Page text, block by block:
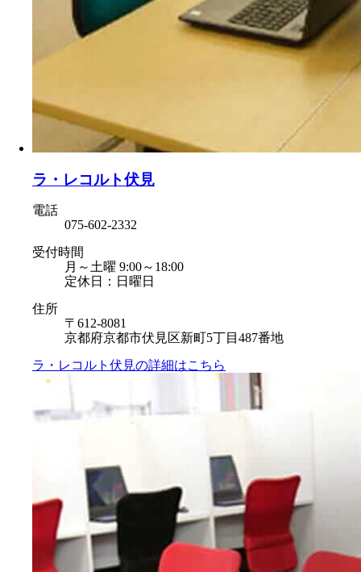
ラ・レコルト伏見
電話
075-602-2332
受付時間
月～土曜 9:00～18:00
定休日：日曜日
住所
〒612-8081
京都府京都市伏見区新町5丁目487番地
ラ・レコルト伏見の詳細はこちら